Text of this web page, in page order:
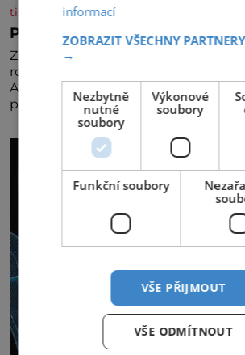
tisicereceptu.cz
Pravá irská káva
Za jejího tvůrce je považován Joe
roce 1943 u letiště irského města
Američany, kteří kvůli špatnému
pokračovat v cestě.
informací
ZOBRAZIT VŠECHNY
→
Nezbytně
nutné
soubory
Výkonové
soubory
Funkční soubory
VŠE PŘIJMOUT
VŠE ODMÍTNOUT